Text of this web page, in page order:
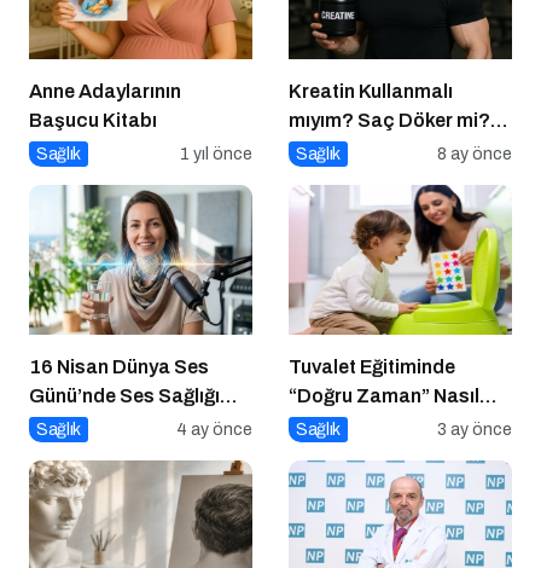
Anne Adaylarının
Başucu Kitabı
Sağlık 1 yıl önce
Kreatin Kullanmalı
mıyım? Saç Döker mi?
Ne Zaman Alınmalı?
Sağlık 8 ay önce
16 Nisan Dünya Ses
Günü’nde Ses Sağlığı
Rehberi
Sağlık 4 ay önce
Tuvalet Eğitiminde
“Doğru Zaman” Nasıl
Anlaşılır?
Sağlık 3 ay önce